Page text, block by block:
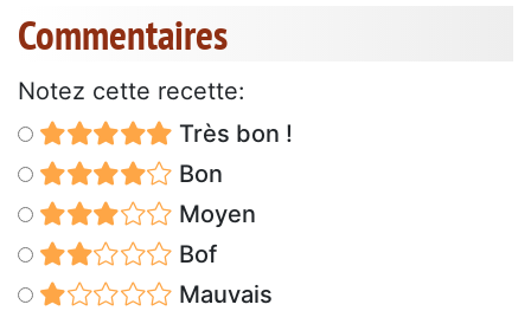
Commentaires
Notez cette recette:
Très bon !
Bon
Moyen
Bof
Mauvais